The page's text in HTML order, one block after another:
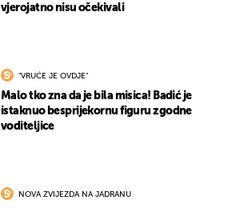
vjerojatno nisu očekivali
"VRUĆE JE OVDJE"
Malo tko zna da je bila misica! Badić je
istaknuo besprijekornu figuru zgodne
voditeljice
NOVA ZVIJEZDA NA JADRANU